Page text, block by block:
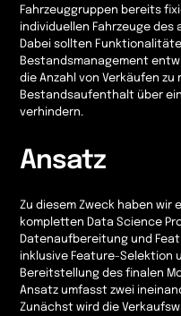
Fahrzeuggruppen bereits
individuellen Fahrzeuge
Dabei sollten
Bestandsmanagement
die Anzahl von Verkäufen zu
Bestandsaufenthalt über
verhindern.
Ansatz
Zu diesem Zweck haben wir
kompletten Data Science
Datenaufbereitung und
inklusive Feature-Selektion
Bereitstellung des finalen
Ansatz umfasst zwei
Zunächst wird die